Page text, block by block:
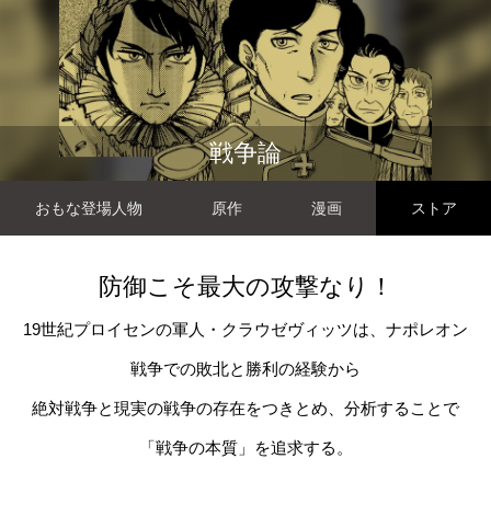
戦争論
おもな登場人物 原作 漫画 ストア
防御こそ最大の攻撃なり！
19世紀プロイセンの軍人・クラウゼヴィッツは、ナポレオン
戦争での敗北と勝利の経験から
絶対戦争と現実の戦争の存在をつきとめ、分析することで
「戦争の本質」を追求する。